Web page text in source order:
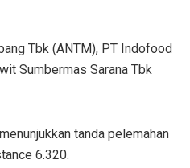
Tbk (ANTM), PT Indofood
Sumbermas Sarana Tbk
tanda pelemahan
6.320.